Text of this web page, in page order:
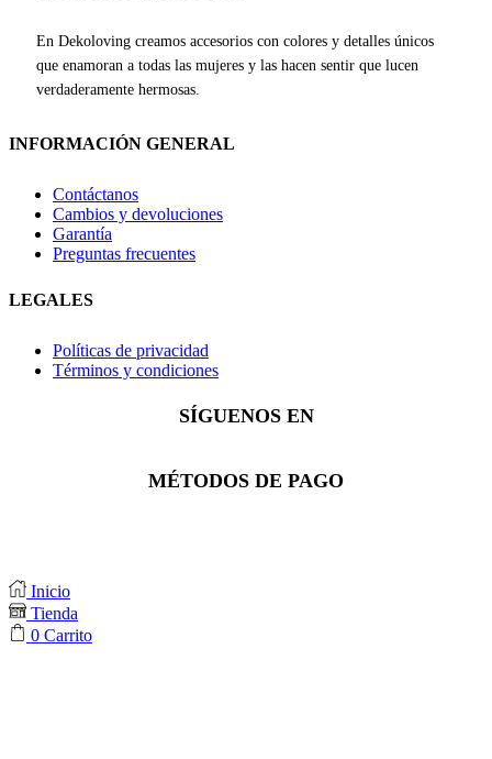
En Dekoloving creamos accesorios con colores y detalles únicos
que enamoran a todas las mujeres y las hacen sentir que lucen
verdaderamente hermosas.
INFORMACIÓN GENERAL
Contáctanos
Cambios y devoluciones
Garantía
Preguntas frecuentes
LEGALES
Políticas de privacidad
Términos y condiciones
SÍGUENOS EN
Facebook
Instagram
Whatsapp
MÉTODOS DE PAGO
Inicio
Tienda
0 Carrito